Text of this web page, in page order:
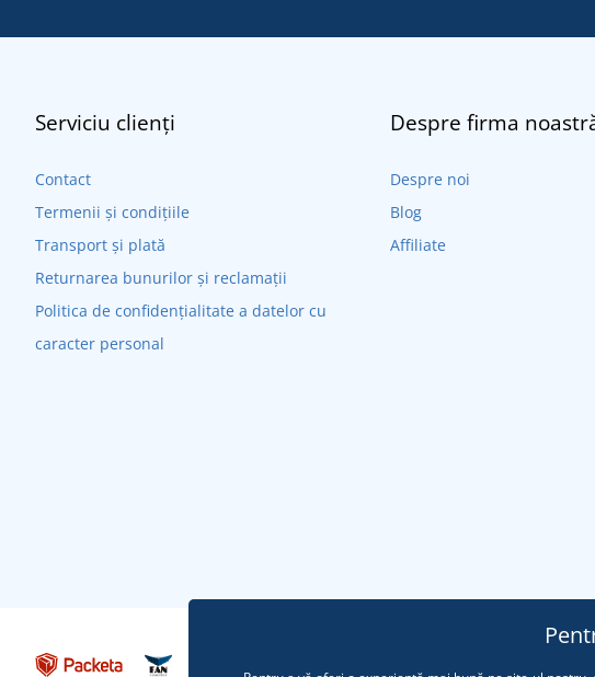
Serviciu clienți
Contact
Termenii și condițiile
Transport și plată
Returnarea bunurilor și reclamații
Politica de confidențialitate a datelor cu
caracter personal
Despre firma
Despre noi
Blog
Affiliate